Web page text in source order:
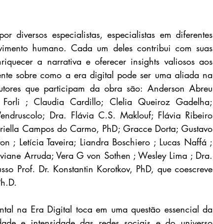
diversos especialistas, especialistas em diferentes
humano. Cada um deles contribui com suas
a narrativa e oferecer insights valiosos aos
sobre como a era digital pode ser uma aliada na
que participam da obra são: Anderson Abreu
; Claudia Cardillo; Clelia Queiroz Gadelha;
Dra. Flávia C.S. Maklouf; Flávia Ribeiro
Campos do Carmo, PhD; Gracce Dorta; Gustavo
; Letícia Taveira; Liandra Boschiero ; Lucas Naffá ;
Arruda; Vera G von Sothen ; Wesley Lima ; Dra.
Prof. Dr. Konstantin Korotkov, PhD, que coescreve
na Era Digital toca em uma questão essencial da